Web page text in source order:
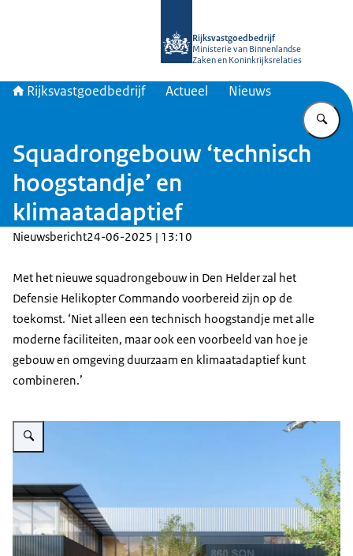
Rijksvastgoedbedrijf
Ministerie van Binnenlandse
Zaken en Koninkrijksrelaties
Rijksvastgoedbedrijf Actueel Nieuws
Squadrongebouw ‘technisch
hoogstandje’ en
klimaatadaptief
Nieuwsbericht24-06-2025 | 13:10
Met het nieuwe squadrongebouw in Den Helder zal het
Defensie Helikopter Commando voorbereid zijn op de
toekomst. ‘Niet alleen een technisch hoogstandje met alle
moderne faciliteiten, maar ook een voorbeeld van hoe je
gebouw en omgeving duurzaam en klimaatadaptief kunt
combineren.’
Vergroot afbeelding Squadrongebouw Den Helder